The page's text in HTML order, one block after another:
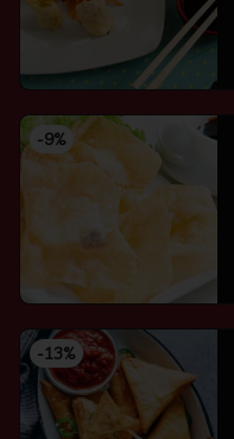
-9%
-13%